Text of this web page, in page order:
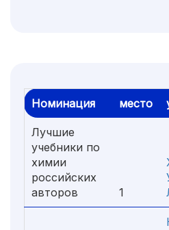
Номинация место
Лучшие
учебники по
химии
российских
авторов
1